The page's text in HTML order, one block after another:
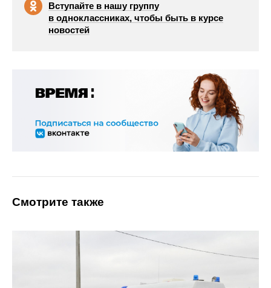
Вступайте в нашу группу
в одноклассниках, чтобы быть в курсе
новостей
Смотрите также